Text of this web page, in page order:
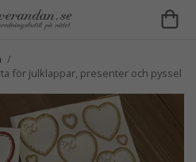
/
för julklappar, presenter och pyssel